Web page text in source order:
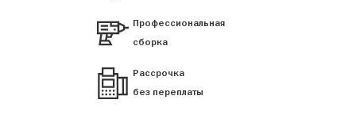
Профессиональная
сборка
Рассрочка
без переплаты